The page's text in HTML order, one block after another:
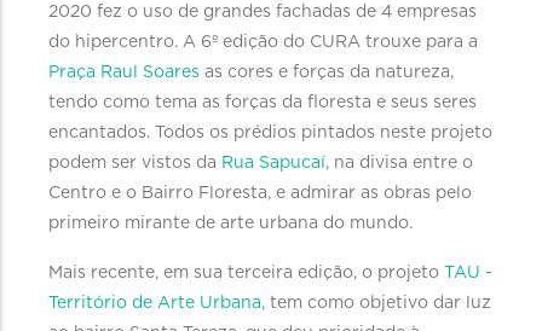
2020 fez o uso de grandes fachadas de 4 empresas
do hipercentro. A 6º edição do CURA trouxe para a
Praça Raul Soares as cores e forças da natureza,
tendo como tema as forças da floresta e seus seres
encantados. Todos os prédios pintados neste projeto
podem ser vistos da Rua Sapucaí, na divisa entre o
Centro e o Bairro Floresta, e admirar as obras pelo
primeiro mirante de arte urbana do mundo.
Mais recente, em sua terceira edição, o projeto
TAU -
Território de Arte Urbana, tem como objetivo dar luz